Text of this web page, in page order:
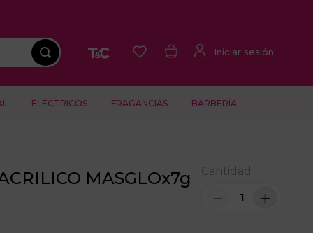
ELÉCTRICOS FRAGANCIAS BARBERÍA
MASGLOx7g
Cantidad
＋
－